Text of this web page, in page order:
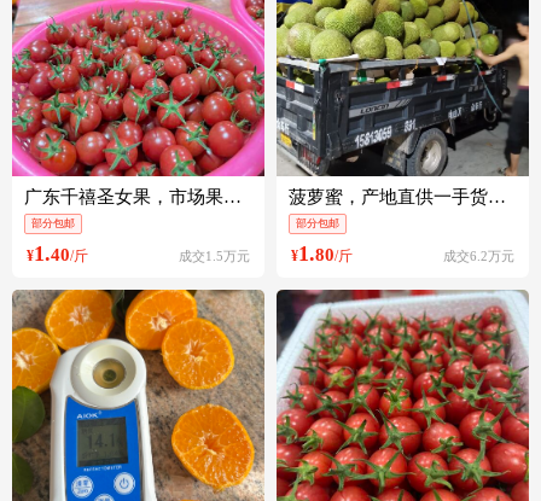
广东千禧圣女果，市场果，电商果，一手货源货量充足，茂名电白！
部分包邮
¥1.40/斤 成交1.5万元
菠萝蜜，产地直供一手货源对接各大平台，有想法的私信我！！！！
部分包邮
¥1.80/斤 成交6.2万元